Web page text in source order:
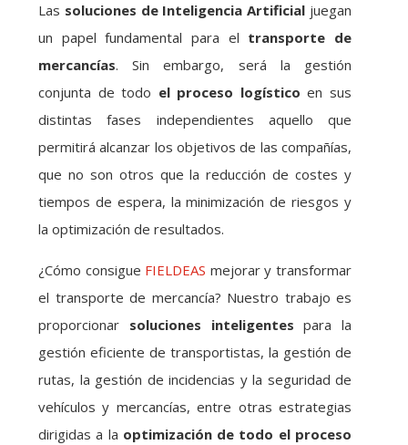
Las soluciones de Inteligencia Artificial juegan
un papel fundamental para el transporte de
mercancías. Sin embargo, será la gestión
conjunta de todo el proceso logístico en sus
distintas fases independientes aquello que
permitirá alcanzar los objetivos de las compañías,
que no son otros que la reducción de costes y
tiempos de espera, la minimización de riesgos y
la optimización de resultados.
¿Cómo consigue FIELDEAS mejorar y transformar
el transporte de mercancía? Nuestro trabajo es
proporcionar soluciones inteligentes para la
gestión eficiente de transportistas, la gestión de
rutas, la gestión de incidencias y la seguridad de
vehículos y mercancías, entre otras estrategias
dirigidas a la optimización de todo el proceso